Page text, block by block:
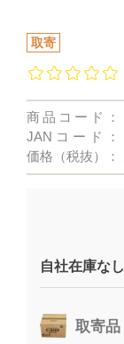
取寄
商品コード：
JANコード：
価格（税抜）：
自社在庫なし
取寄品